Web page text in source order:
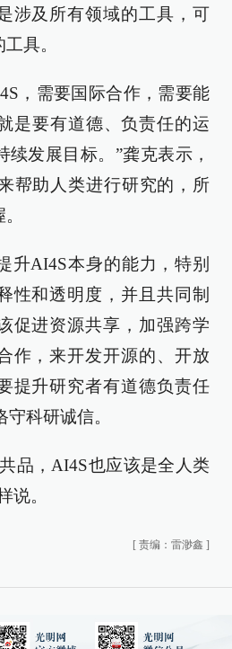
涉及所有领域的工具，可
具。
，需要国际合作，需要能
是要有道德、负责任的运
发展目标。”龚克表示，
帮助人类进行研究的，所
升AI4S本身的能力，特别
性和透明度，并且共同制
促进资源共享，加强跨学
作，来开发开源的、开放
提升研究者有道德负责任
科研诚信。
品，AI4S也应该是全人类
说。
[ 责编：雷渺鑫 ]